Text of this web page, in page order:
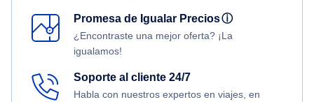
Promesa de Igualar Preciosⓘ
¿Encontraste una mejor oferta? ¡La
igualamos!
Soporte al cliente 24/7
Habla con nuestros expertos en viajes, en